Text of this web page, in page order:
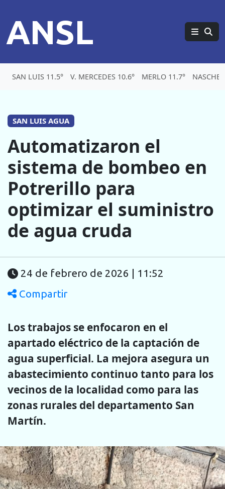
ANSL
SAN LUIS 11.5° V. MERCEDES 10.6° MERLO 11.7°
SAN LUIS AGUA
Automatizaron el
sistema de bombeo en
Potrerillo para
optimizar el suministro
de agua cruda
24 de febrero de 2026 | 11:52
Compartir
Los trabajos se enfocaron en el
apartado eléctrico de la captación de
agua superficial. La mejora asegura un
abastecimiento continuo tanto para los
vecinos de la localidad como para las
zonas rurales del departamento San
Martín.